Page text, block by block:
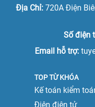
Quản
Số điện